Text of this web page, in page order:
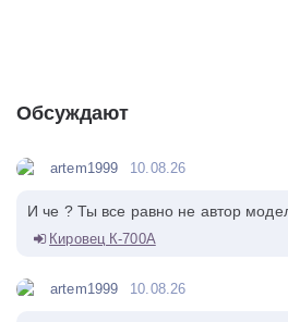
Обсуждают
artem1999 10.08.26
И че ? Ты все равно не автор
Кировец К-700А
artem1999 10.08.26